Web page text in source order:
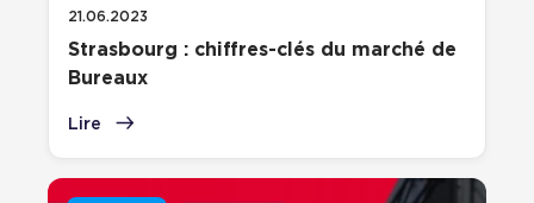
21.06.2023
Strasbourg : chiffres-clés du marché de
Bureaux
Lire